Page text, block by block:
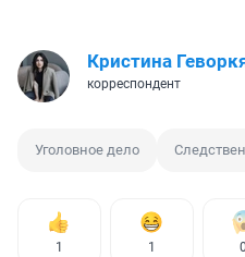
Кристина
корреспондент
Уголовное дело
1 1 0